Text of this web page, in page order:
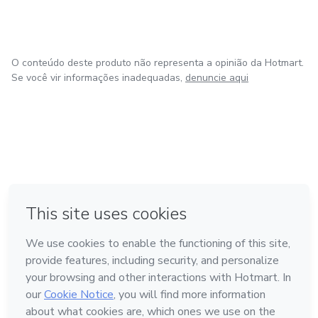
O conteúdo deste produto não representa a opinião da Hotmart.
Se você vir informações inadequadas, denuncie aqui
Feito com ❤ em Amsterdam
Conheça a Hotmart